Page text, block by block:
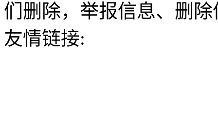
们删除，举报信息、删
友情链接: